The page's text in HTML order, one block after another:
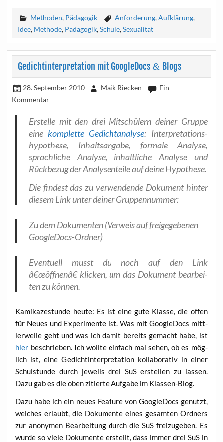
Methoden, Pädagogik Anforderung,Aufklärung,
Idee, Methode, Pädagogik,Schule,Sexualität
Gedichtinterpretation mit GoogleDocs&Blogs
28. September 2010 Maik Riecken
Ein
Kommentar
Erstel­le mit den drei Mit­schü­lern dei­ner Grup­pe
einekom­plet­te Gedicht­ana­ly­se: Inter­pre­ta­ti­ons­
hy­po­the­se, Inhalts­an­ga­be, for­ma­le Ana­ly­se,
sprach­li­che Ana­ly­se, inhalt­li­che Ana­ly­se und
Rück­be­zug der Ana­ly­sen­tei­le auf dei­ne Hypothese.
Die fin­dest das zu ver­wen­den­de Doku­ment hin­ter
die­sem Link unter dei­ner Gruppennummer:
Zu dem Doku­men­ten (Ver­weis auf frei­ge­ge­be­nen
GoogleDocs-Ordner)
Even­tu­ell musst du noch auf den Link
â€œöffnenâ€ kli­cken, um das Doku­ment bear­bei­
ten zu können.
Kami­ka­ze­stun­de heu­te: Es ist eine gute Klas­se, die offen
für Neu­es und Expe­ri­men­te ist. Was mit Goo­g­le­Docs mitt­
ler­wei­le geht und was ich damit bereits gemacht habe, ist
hier beschrie­ben. Ich woll­te ein­fach mal sehen, ob es mög­
lich ist, eine Gedicht­in­ter­pre­ta­ti­on kol­la­bo­ra­tiv in einer
Schul­stun­de durch jeweils drei SuS erstel­len zu las­sen.
Dazu gab es die oben zitier­te Auf­ga­be im Klassen-Blog.
Dazu habe ich ein neu­es Fea­ture von Goo­g­le­Docs genutzt,
wel­ches erlaubt, die Doku­men­te eines gesam­ten Ord­ners
zur anony­men Bear­bei­tung durch die SuS frei­zu­ge­ben. Es
wur­de so vie­le Doku­men­te erstellt, dass immer drei SuS in